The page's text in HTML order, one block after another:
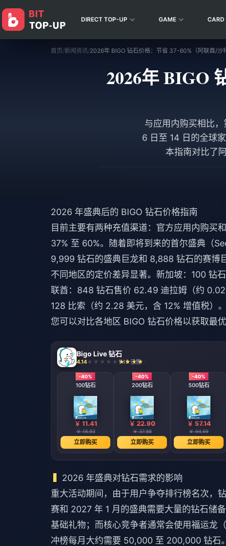
DIRECT TOP-UP GAME CARD
首页/新闻资讯/2026年 BIGO 钻石价格：节省 37-60%（阿联酋/沙
2026年 BIGO
与应用内购买相比
6 日至 14 日的全球
本指南对比了
2026 年盛典后的 BIGO 钻石价格指南
目前主要有两种充值渠道：官方应用内购买
37% 至 60%。随着即将到来的首尔盛典（
9,999 钻石的盛典巨龙和 8,888 钻石的赛博
不同地区的定价差异显著。新加坡：100 钻
联酋：848 钻石售价 62.49 迪拉姆（约
128 比索（约 2.28 美元，含 12% 增值税）。
您可以对比各地区 BIGO 钻石价格以获取最
Bigo Live 钻石
4.14 549 已售
-40%
100钻石
￥ 11.41
￥ 18.93
立即购买
-40%
200钻石
￥ 22.90
￥ 37.88
立即购买
-40%
500钻石
￥ 57.14
￥ 94.69
立即购买
2026 年盛典对钻石需求的影响
重大活动期间，由于用户争夺排行榜名次，
赛和 2027 年 1 月的盛典需要大量的钻石储
基础礼物；而核心竞争者通常会使用福运龙
冲榜每月大约需要 50,000 至 200,000 钻石